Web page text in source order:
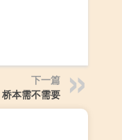
下一篇
桥本需不需要